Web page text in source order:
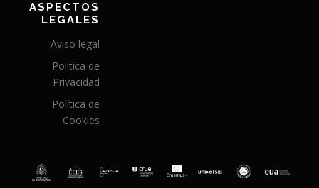
ASPECTOS
LEGALES
Aviso legal
Política de
Privacidad
Política de
Cookies